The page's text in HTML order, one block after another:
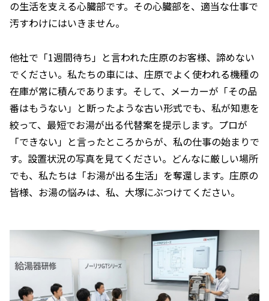
の生活を支える心臓部です。その心臓部を、適当な仕事で
汚すわけにはいきません。
他社で「1週間待ち」と言われた庄原のお客様、諦めない
でください。私たちの車には、庄原でよく使われる機種の
在庫が常に積んであります。そして、メーカーが「その品
番はもうない」と断ったような古い形式でも、私が知恵を
絞って、最短でお湯が出る代替案を提示します。プロが
「できない」と言ったところからが、私の仕事の始まりで
す。設置状況の写真を見てください。どんなに厳しい場所
でも、私たちは「お湯が出る生活」を奪還します。庄原の
皆様、お湯の悩みは、私、大塚にぶつけてください。